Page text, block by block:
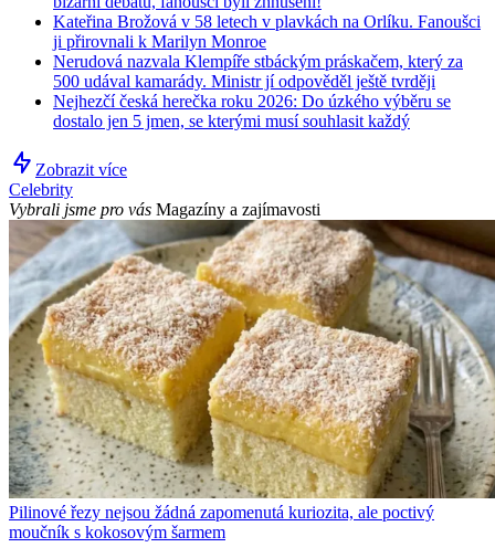
Kateřina Brožová v 58 letech v plavkách na Orlíku. Fanoušci
ji přirovnali k Marilyn Monroe
Nerudová nazvala Klempíře stbáckým práskačem, který za
500 udával kamarády. Ministr jí odpověděl ještě tvrději
Nejhezčí česká herečka roku 2026: Do úzkého výběru se
dostalo jen 5 jmen, se kterými musí souhlasit každý
Zobrazit více
Celebrity
Vybrali jsme pro vás Magazíny a zajímavosti
Pilinové řezy nejsou žádná zapomenutá kuriozita, ale poctivý
moučník s kokosovým šarmem